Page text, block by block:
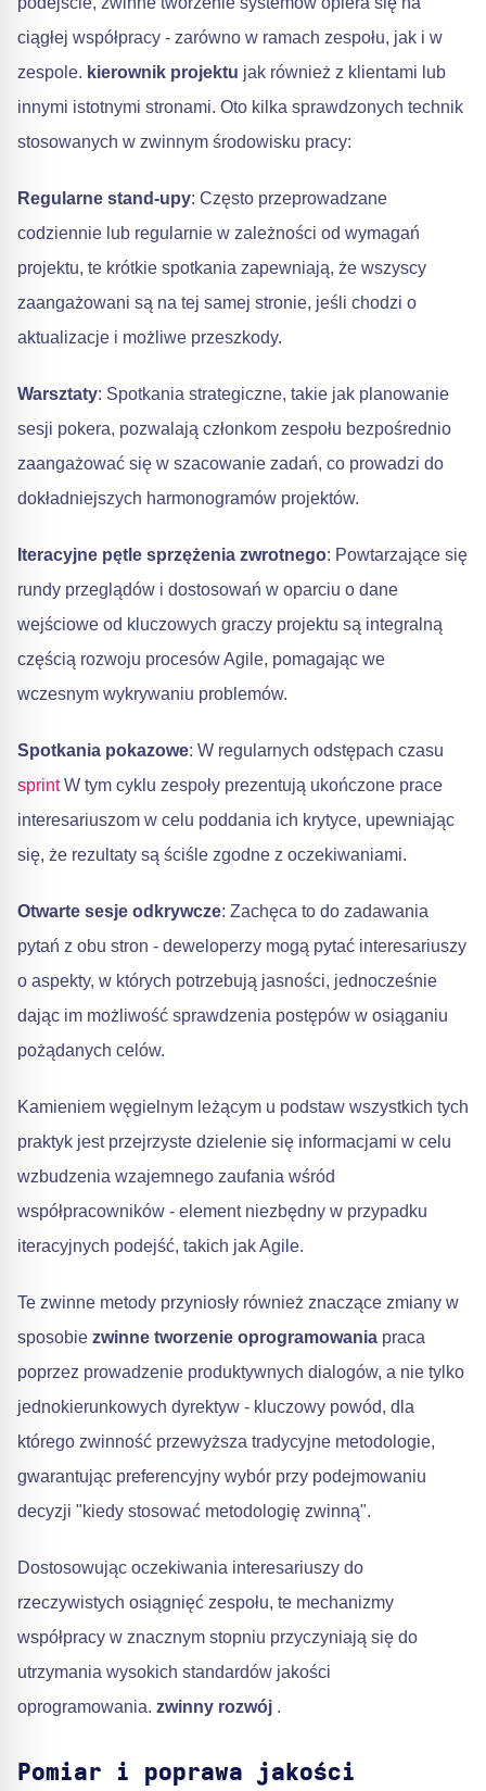
ciągłej współpracy - zarówno w ramach zespołu, jak i w
zespole. kierownik projektu jak również z klientami lub
innymi istotnymi stronami. Oto kilka sprawdzonych technik
stosowanych w zwinnym środowisku pracy:
Regularne stand-upy: Często przeprowadzane
codziennie lub regularnie w zależności od wymagań
projektu, te krótkie spotkania zapewniają, że wszyscy
zaangażowani są na tej samej stronie, jeśli chodzi o
aktualizacje i możliwe przeszkody.
Warsztaty: Spotkania strategiczne, takie jak planowanie
sesji pokera, pozwalają członkom zespołu bezpośrednio
zaangażować się w szacowanie zadań, co prowadzi do
dokładniejszych harmonogramów projektów.
Iteracyjne pętle sprzężenia zwrotnego: Powtarzające się
rundy przeglądów i dostosowań w oparciu o dane
wejściowe od kluczowych graczy projektu są integralną
częścią rozwoju procesów Agile, pomagając we
wczesnym wykrywaniu problemów.
Spotkania pokazowe: W regularnych odstępach czasu
sprintW tym cyklu zespoły prezentują ukończone prace
interesariuszom w celu poddania ich krytyce, upewniając
się, że rezultaty są ściśle zgodne z oczekiwaniami.
Otwarte sesje odkrywcze: Zachęca to do zadawania
pytań z obu stron - deweloperzy mogą pytać interesariuszy
o aspekty, w których potrzebują jasności, jednocześnie
dając im możliwość sprawdzenia postępów w osiąganiu
pożądanych celów.
Kamieniem węgielnym leżącym u podstaw wszystkich tych
praktyk jest przejrzyste dzielenie się informacjami w celu
wzbudzenia wzajemnego zaufania wśród
współpracowników - element niezbędny w przypadku
iteracyjnych podejść, takich jak Agile.
Te zwinne metody przyniosły również znaczące zmiany w
sposobie zwinne tworzenie oprogramowania praca
poprzez prowadzenie produktywnych dialogów, a nie tylko
jednokierunkowych dyrektyw - kluczowy powód, dla
którego zwinność przewyższa tradycyjne metodologie,
gwarantując preferencyjny wybór przy podejmowaniu
decyzji "kiedy stosować metodologię zwinną".
Dostosowując oczekiwania interesariuszy do
rzeczywistych osiągnięć zespołu, te mechanizmy
współpracy w znacznym stopniu przyczyniają się do
utrzymania wysokich standardów jakości
oprogramowania. zwinny rozwój .
Pomiar i poprawa jakości